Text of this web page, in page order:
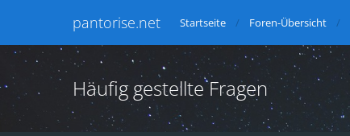
pantorise.net Startseite Foren-Übersicht
Häufig gestellte Fragen